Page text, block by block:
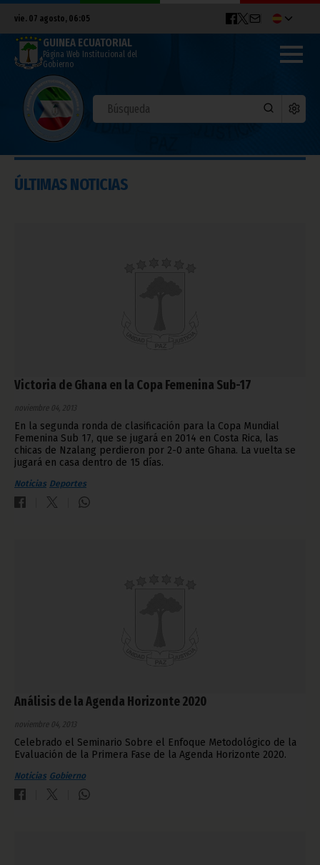
vie. 07 agosto, 06:05
GUINEA ECUATORIAL
Página Web Institucional del
Gobierno
ÚLTIMAS NOTICIAS
Victoria de Ghana en la Copa Femenina Sub-17
noviembre 04, 2013
En la segunda ronda de clasificación para la Copa Mundial
Femenina Sub 17, que se jugará en 2014 en Costa Rica, las
chicas de Nzalang perdieron por 2-0 ante Ghana. La vuelta se
jugará en casa dentro de 15 días.
Noticias Deportes
Análisis de la Agenda Horizonte 2020
noviembre 04, 2013
Celebrado el Seminario Sobre el Enfoque Metodológico de la
Evaluación de la Primera Fase de la Agenda Horizonte 2020.
Noticias Gobierno